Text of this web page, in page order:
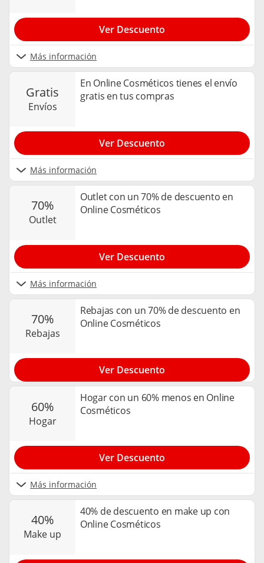
Más información
Ver Descuento
gratis
envíos
En Online Cosméticos tienes el envío
gratis en tus compras
Más información
Ver Descuento
70%
outlet
Outlet con un 70% de descuento en
Online Cosméticos
Más información
Ver Descuento
70%
rebajas
Rebajas con un 70% de descuento en
Online Cosméticos
Ver Descuento
60%
hogar
Hogar con un 60% menos en Online
Cosméticos
Más información
Ver Descuento
40%
make up
40% de descuento en make up con
Online Cosméticos